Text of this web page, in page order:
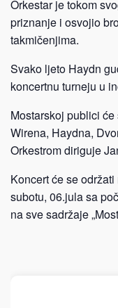
Orkestar je tokom
priznanje i osvojio
takmičenjima.
Svako ljeto Haydn
koncertnu turneju u
Mostarskoj publici
Wirena, Haydna,
Orkestrom diriguje
Koncert će se
subotu, 06.jula sa
na sve sadržaje